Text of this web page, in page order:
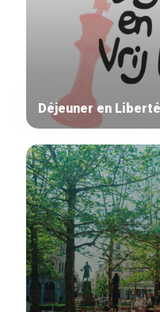
Déjeuner en Liberté